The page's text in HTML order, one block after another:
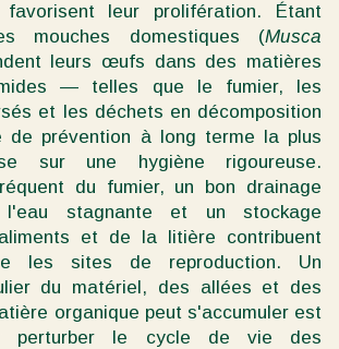
leur prolifération. Étant
mouches domestiques (Musca
leurs œufs dans des matières
— telles que le fumier, les
et les déchets en décomposition
prévention à long terme la plus
sur une hygiène rigoureuse.
du fumier, un bon drainage
l'eau stagnante et un stockage
et de la litière contribuent
les sites de reproduction. Un
du matériel, des allées et des
organique peut s'accumuler est
perturber le cycle de vie des